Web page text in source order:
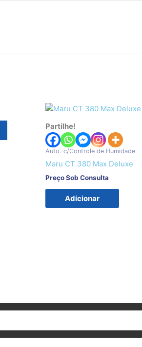
Partilhe!
Auto. c/Controle de Humidade
Maru CT 380 Max Deluxe
Preço Sob Consulta
Adicionar